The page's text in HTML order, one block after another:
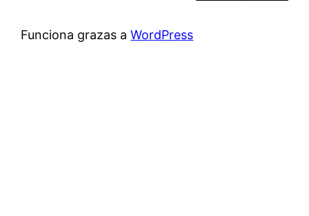
Funciona grazas aWordPress